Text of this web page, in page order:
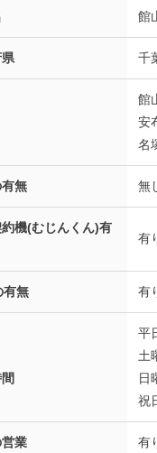
館
千
館
安
名
無 無
約機(むじんくん)有
有
有無 有
平
土
日
祝
業 有